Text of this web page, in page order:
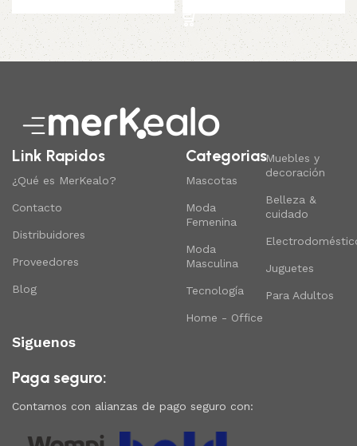
Link Rapidos
¿Qué es MerKealo?
Contacto
Distribuidores
Proveedores
Blog
Categorias
Mascotas
Moda
Femenina
Moda
Masculina
Tecnología
Home - Office
Muebles y
decoración
Belleza &
cuidado
Juguetes
Para Adultos
Siguenos
Paga seguro:
Contamos con alianzas de pago seguro con: